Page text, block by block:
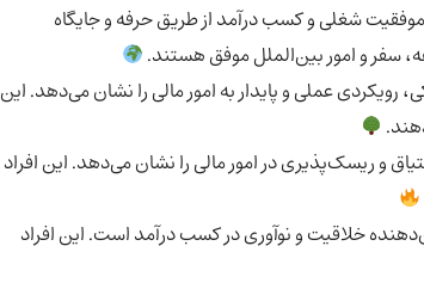
شغلی و کسب درآمد از طریق حرفه و جایگاه
سفر و امور بین‌الملل موفق هستند.
رویکردی عملی و پایدار به امور مالی را نشان می‌دهد. این
و ریسک‌پذیری در امور مالی را نشان می‌دهد. این افراد
خلاقیت و نوآوری در کسب درآمد است. این افراد